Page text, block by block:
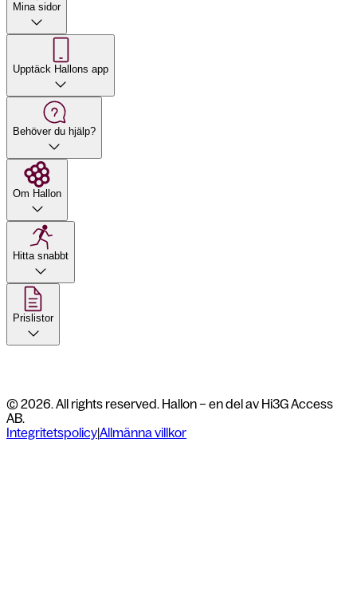
Mina sidor
Upptäck Hallons app
Behöver du hjälp?
Om Hallon
Hitta snabbt
Prislistor
© 2026. All rights reserved. Hallon – en del av Hi3G Access
AB.
Integritetspolicy|Allmänna villkor